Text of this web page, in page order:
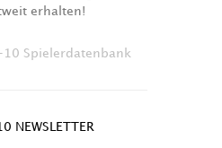
erhalten!
Spielerdatenbank
NEWSLETTER